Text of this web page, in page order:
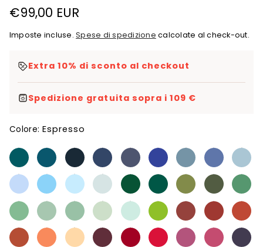
Prezzo
di
€99,00 EUR
Imposte incluse.Spese di spedizione calcolate al check-out.
Extra 10% di sconto al checkout
Spedizione gratuita sopra i 109 €
Colore:Espresso